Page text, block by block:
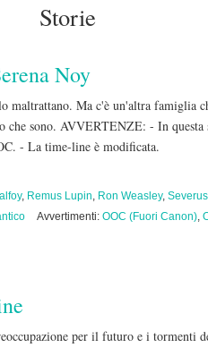
Storie
Noy
maltrattano. Ma c'è un'altra famiglia
che sono. AVVERTENZE: - In
- La time-line è modificata.
, Remus Lupin, Ron Weasley,
Avvertimenti: OOC (Fuori Canon),
per il futuro e i tormenti